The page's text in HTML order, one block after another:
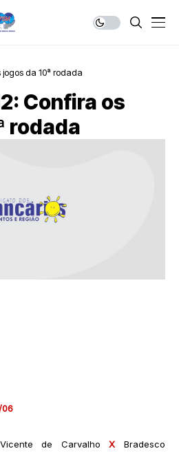
os jogos da 10ª rodada
Confira os
rodada
06
de CarvalhoX Bradesco